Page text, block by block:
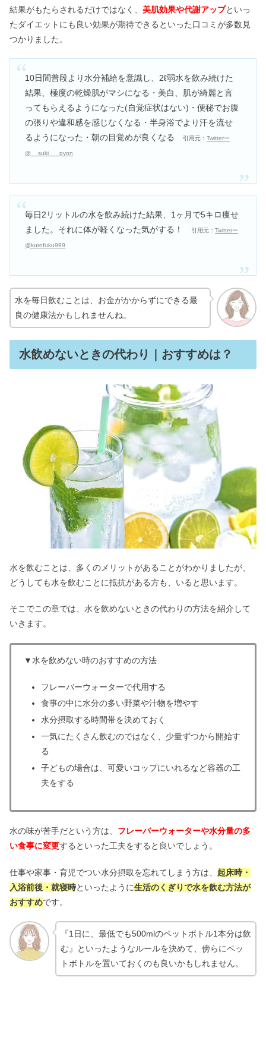
結果がもたらされるだけではなく、 美肌効果や代謝アップといっ
たダイエットにも良い効果が期待できるといった口コミが多数見
つかりました。
10日間普段より水分補給を意識し、2ℓ弱水を飲み続けた
結果、極度の乾燥肌がマシになる・美白、肌が綺麗と言
ってもらえるようになった(自覚症状はない)・便秘でお腹
の張りや違和感を感じなくなる・半身浴でより汗を流せ
るようになった・朝の目覚めが良くなる
引用元：Twitterー
@__suki___pyon
毎日2リットルの水を飲み続けた結果、1ヶ月で5キロ痩せ
ました。それに体が軽くなった気がする！
引用元：Twitterー
@kurofuku999
水を毎日飲むことは、お金がかからずにできる最
良の健康法かもしれませんね。
水飲めないときの代わり｜おすすめは？
水を飲むことは、多くのメリットがあることがわかりましたが、
どうしても水を飲むことに抵抗がある方も、いると思います。
そこでこの章では、水を飲めないときの代わりの方法を紹介して
いきます。
▼水を飲めない時のおすすめの方法
フレーバーウォーターで代用する
食事の中に水分の多い野菜や汁物を増やす
水分摂取する時間帯を決めておく
一気にたくさん飲むのではなく、少量ずつから開始す
る
子どもの場合は、可愛いコップにいれるなど容器の工
夫をする
水の味が苦手だという方は、 フレーバーウォーターや水分量の多
い食事に変更するといった工夫をすると良いでしょう。
仕事や家事・育児でつい水分摂取を忘れてしまう方は、 起床時・
入浴前後・就寝時といったように生活のくぎりで水を飲む方法が
おすすめです。
『1日に、最低でも500mlのペットボトル1本分は飲
む』といったようなルールを決めて、傍らにペッ
トボトルを置いておくのも良いかもしれません。